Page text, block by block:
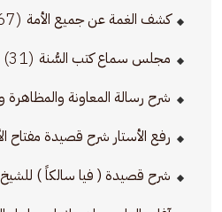
كشف الغمة عن جميع الأمة (467)
مجلس سماع كتب السُّنة (31)
شرح رسالة المعاونة والمظاهرة
رفع الأستار شرح قصيدة مفتاح
شرح قصيدة ( فيا سالكاً )